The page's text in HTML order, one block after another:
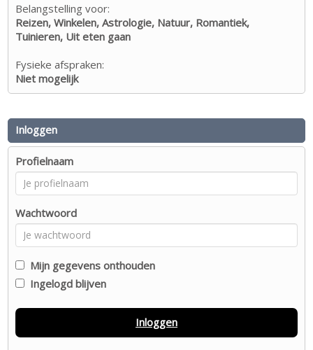
Belangstelling voor:
Reizen, Winkelen, Astrologie, Natuur, Romantiek,
Tuinieren, Uit eten gaan
Fysieke afspraken:
Niet mogelijk
Inloggen
Profielnaam
Wachtwoord
Mijn gegevens onthouden
Ingelogd blijven
Inloggen